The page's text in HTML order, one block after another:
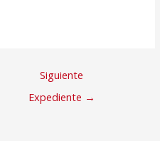
Siguiente
Expediente →